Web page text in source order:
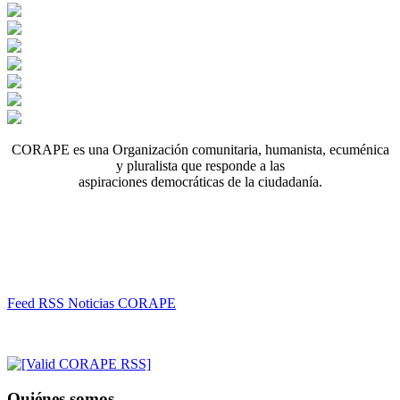
CORAPE es una Organización comunitaria, humanista, ecuménica
y pluralista que responde a las
aspiraciones democráticas de la ciudadanía.
Feed RSS Noticias CORAPE